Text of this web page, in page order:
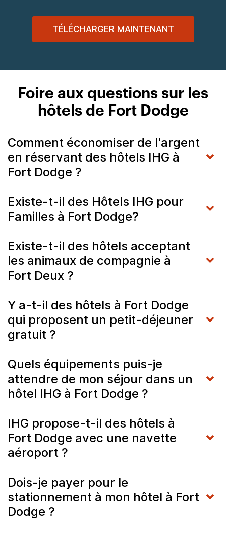
TÉLÉCHARGER MAINTENANT
Foire aux questions sur les
hôtels de Fort Dodge
Comment économiser de l'argent
en réservant des hôtels IHG à
Fort Dodge ?
Existe-t-il des Hôtels IHG pour
Familles à Fort Dodge?
Existe-t-il des hôtels acceptant
les animaux de compagnie à
Fort Deux ?
Y a-t-il des hôtels à Fort Dodge
qui proposent un petit-déjeuner
gratuit ?
Quels équipements puis-je
attendre de mon séjour dans un
hôtel IHG à Fort Dodge ?
IHG propose-t-il des hôtels à
Fort Dodge avec une navette
aéroport ?
Dois-je payer pour le
stationnement à mon hôtel à Fort
Dodge ?